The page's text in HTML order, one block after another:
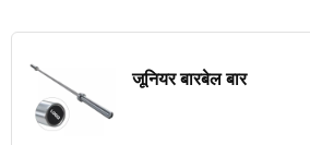
जूनियर बारबेल बार